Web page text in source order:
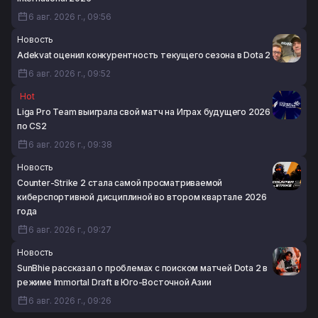
6 авг. 2026 г., 09:56
Новость
Adekvat оценил конкурентность текущего сезона в Dota 2
6 авг. 2026 г., 09:52
Hot
Liga Pro Team выиграла свой матч на Играх будущего 2026
по CS2
6 авг. 2026 г., 09:38
Новость
Counter-Strike 2 стала самой просматриваемой
киберспортивной дисциплиной во втором квартале 2026
года
6 авг. 2026 г., 09:27
Новость
SunBhie рассказал о проблемах с поиском матчей Dota 2 в
режиме Immortal Draft в Юго-Восточной Азии
6 авг. 2026 г., 09:26